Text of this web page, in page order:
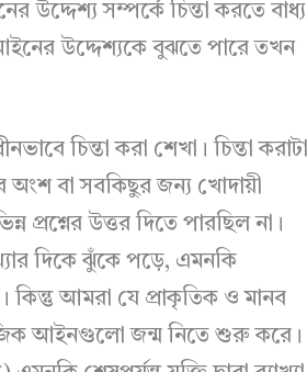
উদ্দেশ্য সম্পর্কে চিন্তা করতে বাধ্য
উদ্দেশ্যকে বুঝতে পারে তখন
চিন্তা করা শেখা। চিন্তা করাটা
অংশ বা সবকিছুর জন্য খোদায়ী
প্রশ্নের উত্তর দিতে পারছিল না।
দিকে ঝুঁকে পড়ে, এমনকি
কিন্তু আমরা যে প্রাকৃতিক ও মানব
আইনগুলো জন্ম নিতে শুরু করে।